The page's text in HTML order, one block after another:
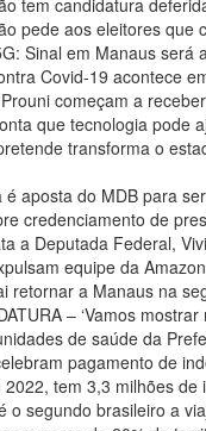
tem candidatura
pede aos eleitores que
Sinal em Manaus será
Covid-19 acontece
começam a
que tecnologia pode
transforma o
é aposta do MDB para
credenciamento de
a Deputada Federal,
equipe da
retornar a Manaus na
– ‘Vamos
de saúde da
pagamento de
2022, tem 3,3 milhões
o segundo brasileiro a